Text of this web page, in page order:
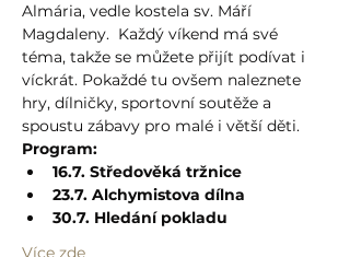
Almária, vedle kostela sv. Máří
Magdaleny.  Každý víkend má své
téma, takže se můžete přijít podívat i
víckrát. Pokaždé tu ovšem naleznete
hry, dílničky, sportovní soutěže a
spoustu zábavy pro malé i větší děti.
Program:
16.7. Středověká tržnice
23.7. Alchymistova dílna
30.7. Hledání pokladu
Více zde